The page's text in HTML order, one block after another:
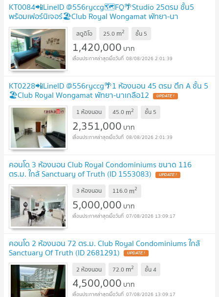
KT0084📲LineID @556ryccg🗺️FQ🌴Studio 25ตรม ชั้น5
พร้อมเฟอร์นิเจอร์🏖️Club Royal Wongamat พัทยา-นา
เกลือ12
สตูดิโอ 25.0 m2 ชั้น 5
1,420,000 บาท
08/08/2026 2:01:39
KT0228📲LineID @556ryccg🌴1 ห้องนอน 45 ตรม ตึก A ชั้น 5
🏖️Club Royal Wongamat พัทยา-นาเกลือ12
1 ห้องนอน 45.0 m2 ชั้น 5
2,351,000 บาท
08/08/2026 2:01:39
คอนโด 3 ห้องนอน Club Royal Condominiums ขนาด 116
ตร.ม. ใกล้ Sanctuary of Truth (ID 1553083)
3 ห้องนอน 116.0 m2
5,000,000 บาท
07/08/2026 13:09:17
คอนโด 2 ห้องนอน 72 ตร.ม. Club Royal Condominiums ใกล้
Sanctuary Of Truth (ID 2681291)
2 ห้องนอน 72.0 m2 ชั้น4
4,500,000 บาท
07/08/2026 13:09:17